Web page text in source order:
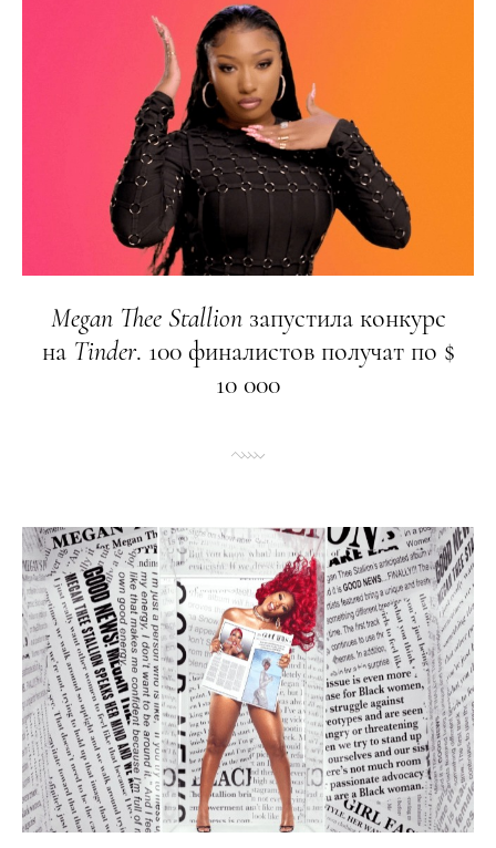
Megan Thee Stallionзапустила конкурс
на Tinder. 100 финалистов получат по $
10 000